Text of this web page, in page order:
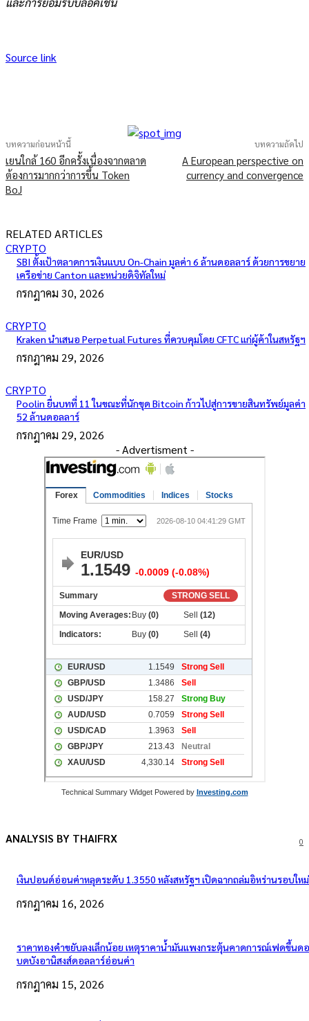
Source link
บทความก่อนหน้านี้
เยนใกล้ 160 อีกครั้งเนื่องจากตลาด
ต้องการมากกว่าการขึ้น Token
BoJ
บทความถัดไป
A European perspective on
currency and convergence
RELATED ARTICLES
CRYPTO
SBI ตั้งเป้าตลาดการเงินแบบ On-Chain มูลค่า 6 ล้านดอลลาร์ ด้วยการขยาย
เครือข่าย Canton และหน่วยดิจิทัลใหม่
กรกฎาคม 30, 2026
CRYPTO
Kraken นำเสนอ Perpetual Futures ที่ควบคุมโดย CFTC แก่ผู้ค้าในสหรัฐฯ
กรกฎาคม 29, 2026
CRYPTO
Poolin ยื่นบทที่ 11 ในขณะที่นักขุด Bitcoin ก้าวไปสู่การขายสินทรัพย์มูลค่า
52 ล้านดอลลาร์
กรกฎาคม 29, 2026
- Advertisment -
Technical Summary Widget Powered by Investing.com
0
ANALYSIS BY THAIFRX
เงินปอนด์อ่อนค่าหลุดระดับ 1.3550 หลังสหรัฐฯ เปิดฉากถล่มอิหร่านรอบใหม่
กรกฎาคม 16, 2026
ราคาทองคำขยับลงเล็กน้อย เหตุราคาน้ำมันแพงกระตุ้นคาดการณ์เฟดขึ้นด
บดบังอานิสงส์ดอลลาร์อ่อนค่า
กรกฎาคม 15, 2026